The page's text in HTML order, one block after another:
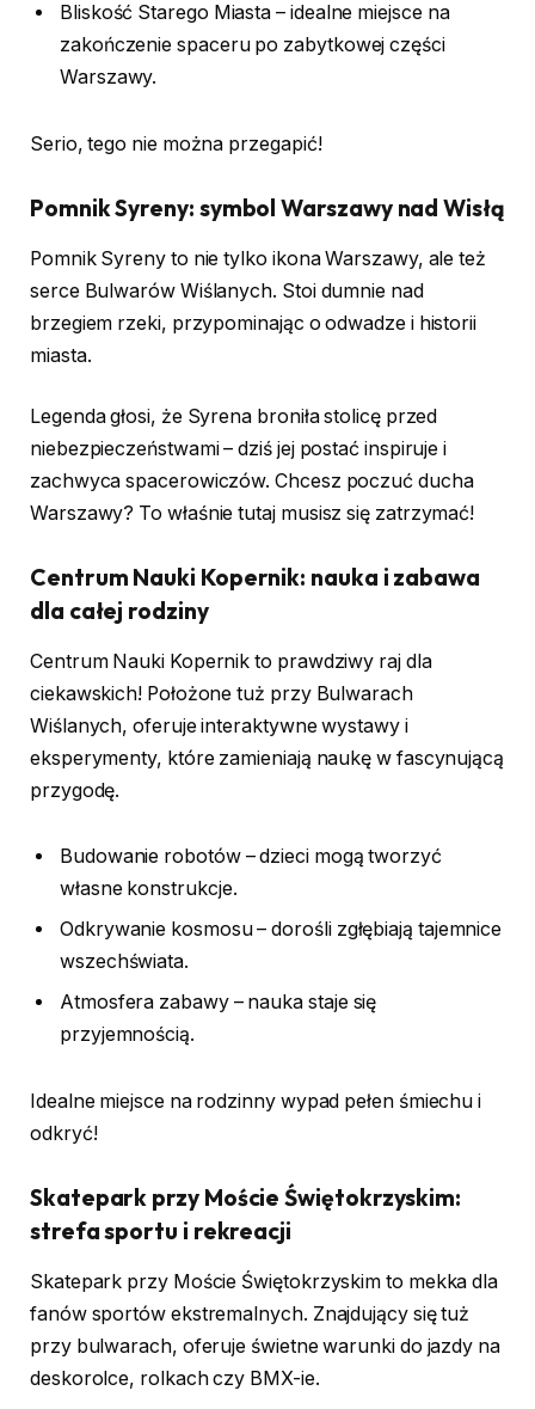
Bliskość Starego Miasta – idealne miejsce na
zakończenie spaceru po zabytkowej części
Warszawy.
Serio, tego nie można przegapić!
Pomnik Syreny: symbol Warszawy nad Wisłą
Pomnik Syreny to nie tylko ikona Warszawy, ale też
serce Bulwarów Wiślanych. Stoi dumnie nad
brzegiem rzeki, przypominając o odwadze i historii
miasta.
Legenda głosi, że Syrena broniła stolicę przed
niebezpieczeństwami – dziś jej postać inspiruje i
zachwyca spacerowiczów. Chcesz poczuć ducha
Warszawy? To właśnie tutaj musisz się zatrzymać!
Centrum Nauki Kopernik: nauka i zabawa
dla całej rodziny
Centrum Nauki Kopernik to prawdziwy raj dla
ciekawskich! Położone tuż przy Bulwarach
Wiślanych, oferuje interaktywne wystawy i
eksperymenty, które zamieniają naukę w fascynującą
przygodę.
Budowanie robotów – dzieci mogą tworzyć
własne konstrukcje.
Odkrywanie kosmosu – dorośli zgłębiają tajemnice
wszechświata.
Atmosfera zabawy – nauka staje się
przyjemnością.
Idealne miejsce na rodzinny wypad pełen śmiechu i
odkryć!
Skatepark przy Moście Świętokrzyskim:
strefa sportu i rekreacji
Skatepark przy Moście Świętokrzyskim to mekka dla
fanów sportów ekstremalnych. Znajdujący się tuż
przy bulwarach, oferuje świetne warunki do jazdy na
deskorolce, rolkach czy BMX-ie.